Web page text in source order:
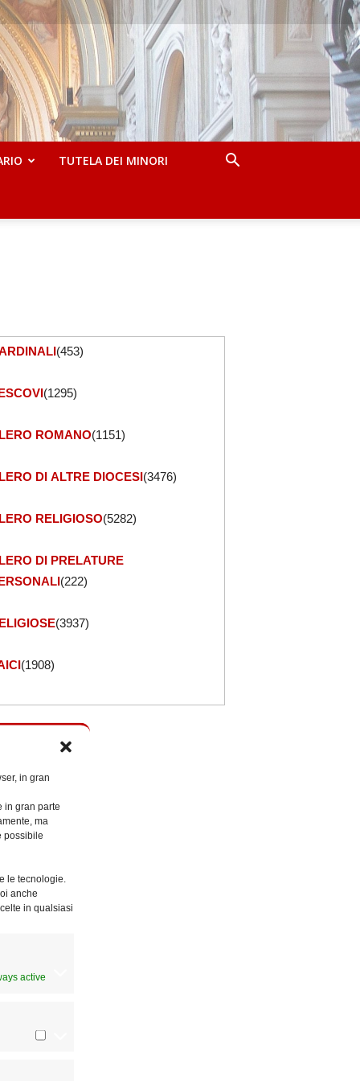
in gran
in gran parte
ma
possibile
le tecnologie.
anche
in qualsiasi
active
TUTELA DEI MINORI
(453)
(1295)
ROMANO(1151)
DI ALTRE DIOCESI(3476)
RELIGIOSO(5282)
DI PRELATURE
(222)
(3937)
(1908)